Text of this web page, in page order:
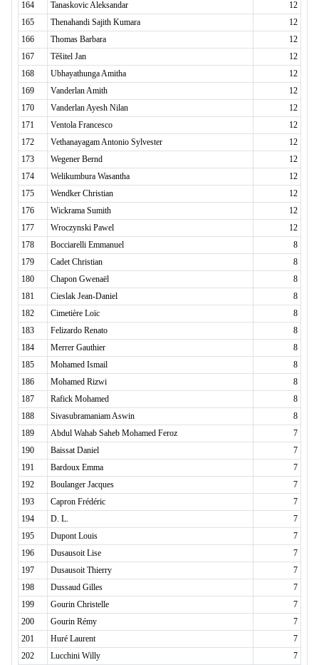
164
Tanaskovic Aleksandar
12
165
Thenahandi Sajith Kumara
12
166
Thomas Barbara
12
167
Těšitel Jan
12
168
Ubhayathunga Amitha
12
169
Vanderlan Amith
12
170
Vanderlan Ayesh Nilan
12
171
Ventola Francesco
12
172
Vethanayagam Antonio Sylvester
12
173
Wegener Bernd
12
174
Welikumbura Wasantha
12
175
Wendker Christian
12
176
Wickrama Sumith
12
177
Wroczynski Pawel
12
178
Bocciarelli Emmanuel
8
179
Cadet Christian
8
180
Chapon Gwenaël
8
181
Cieslak Jean-Daniel
8
182
Cimetière Loïc
8
183
Felizardo Renato
8
184
Merrer Gauthier
8
185
Mohamed Ismail
8
186
Mohamed Rizwi
8
187
Rafick Mohamed
8
188
Sivasubramaniam Aswin
8
189
Abdul Wahab Saheb Mohamed Feroz
7
190
Baissat Daniel
7
191
Bardoux Emma
7
192
Boulanger Jacques
7
193
Capron Frédéric
7
194
D. L.
7
195
Dupont Louis
7
196
Dusausoit Lise
7
197
Dusausoit Thierry
7
198
Dussaud Gilles
7
199
Gourin Christelle
7
200
Gourin Rémy
7
201
Huré Laurent
7
202
Lucchini Willy 7